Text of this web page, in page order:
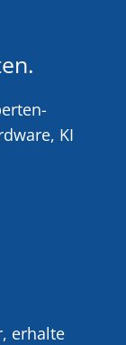
KI
erhalte